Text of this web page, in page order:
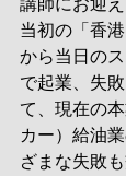
当初の「香
から当日の
で起業、失
て、現在の
カー）給油
ざまな失敗